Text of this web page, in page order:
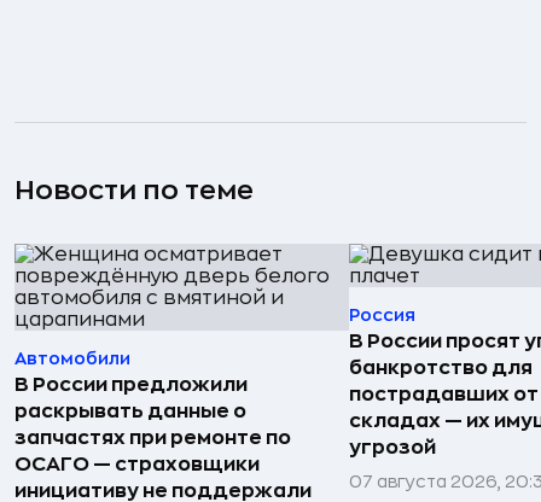
Новости по теме
Автомобили
В России предложили
раскрывать данные о
запчастях при ремонте по
ОСАГО — страховщики
инициативу не поддержали
Россия
В России просят
банкротство для
пострадавших
складах — их
угрозой
07 августа 2026,